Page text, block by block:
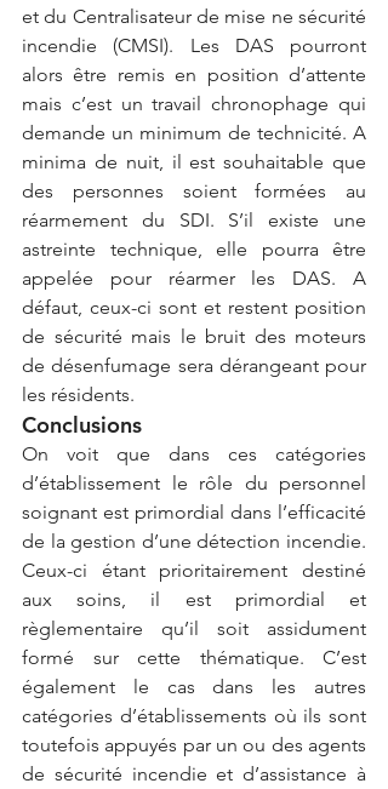
et du Centralisateur de mise ne sécurité
incendie (CMSI). Les DAS pourront
alors être remis en position d’attente
mais c’est un travail chronophage qui
demande un minimum de technicité. A
minima de nuit, il est souhaitable que
des personnes soient formées au
réarmement du SDI. S’il existe une
astreinte technique, elle pourra être
appelée pour réarmer les DAS. A
défaut, ceux-ci sont et restent position
de sécurité mais le bruit des moteurs
de désenfumage sera dérangeant pour
les résidents.
Conclusions
On voit que dans ces catégories
d’établissement le rôle du personnel
soignant est primordial dans l’efficacité
de la gestion d’une détection incendie.
Ceux-ci étant prioritairement destiné
aux soins, il est primordial et
règlementaire qu’il soit assidument
formé sur cette thématique. C’est
également le cas dans les autres
catégories d’établissements où ils sont
toutefois appuyés par un ou des agents
de sécurité incendie et d’assistance à